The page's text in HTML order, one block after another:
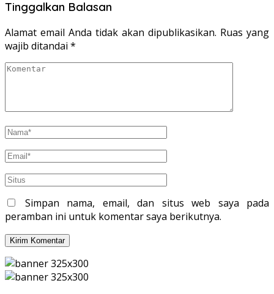
Tinggalkan Balasan
Alamat email Anda tidak akan dipublikasikan. Ruas yang
wajib ditandai *
Simpan nama, email, dan situs web saya pada
peramban ini untuk komentar saya berikutnya.